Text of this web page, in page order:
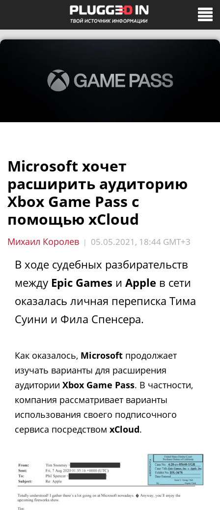
Microsoft хочет
расширить аудиторию
Xbox Game Pass с
помощью xCloud
Михаил Королев | 05.05.2021, 18:44 GMT+3
В ходе судебных разбирательств
между Epic Games и Apple в сети
оказалась личная переписка Тима
Суини и Фила Спенсера.
Как оказалось, Microsoft продолжает
изучать варианты для расширения
аудитории Xbox Game Pass. В частности,
компания рассматривает варианты
использования своего подписочного
сервиса посредством xCloud.